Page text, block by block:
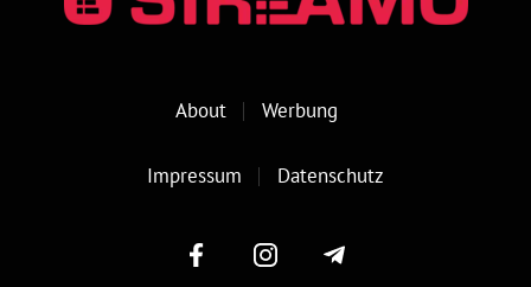
About Werbung
Impressum Datenschutz